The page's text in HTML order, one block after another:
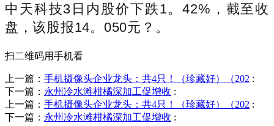
中天科技3日内股价下跌1。42%，截至收
盘，该股报14。050元？。
扫二维码用手机看
上一篇： 手机摄像头企业龙头：共4只！（珍藏好）（202 :
下一篇： 永州冷水滩柑橘深加工促增收 :
上一篇： 手机摄像头企业龙头：共4只！（珍藏好）（202 :
下一篇： 永州冷水滩柑橘深加工促增收 :